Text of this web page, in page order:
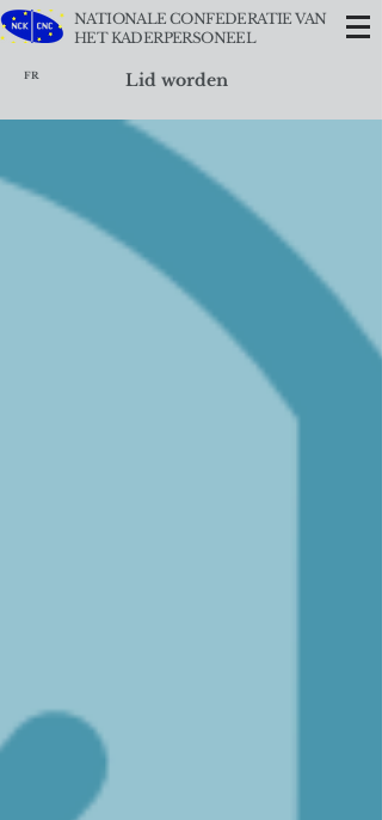
FR
NATIONALE CONFEDERATIE VAN
HET KADERPERSONEEL
Lid worden